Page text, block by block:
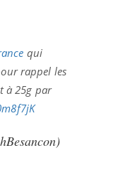
qui
rappel les
à 25g par